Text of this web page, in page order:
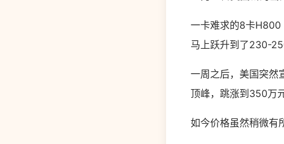
一卡难求的8卡H800
马上跃升到了230-
一周之后，美国突然
顶峰，跳涨到350万
如今价格虽然稍微有